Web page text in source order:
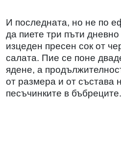
И последната, но не по
да пиете три пъти
изцеден пресен сок от
салата. Пие се поне
ядене, а
от размера и от състава
песъчинките в бъбреците.